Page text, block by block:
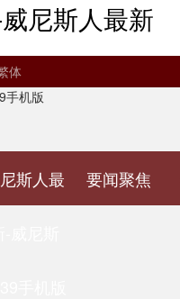
尼斯人最新
体
手机版
斯人最 要闻聚焦